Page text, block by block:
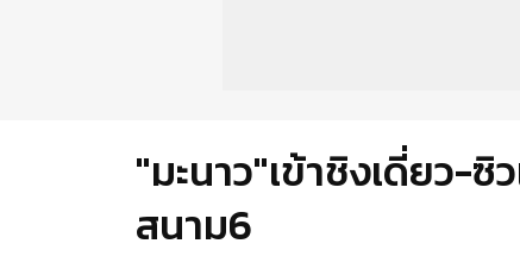
"มะนาว"เข้าชิงเดี่ยว-
สนาม6